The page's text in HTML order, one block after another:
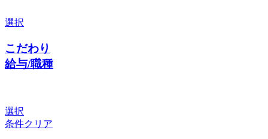
選択
こだわり
給与/職種
選択
条件クリア